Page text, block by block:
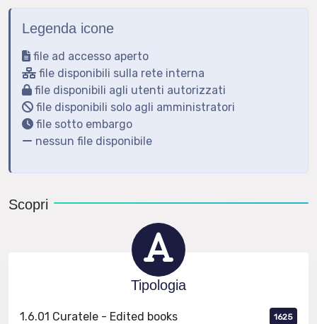
Legenda icone
file ad accesso aperto
file disponibili sulla rete interna
file disponibili agli utenti autorizzati
file disponibili solo agli amministratori
file sotto embargo
nessun file disponibile
Scopri
Tipologia
1.6.01 Curatele - Edited books 1625